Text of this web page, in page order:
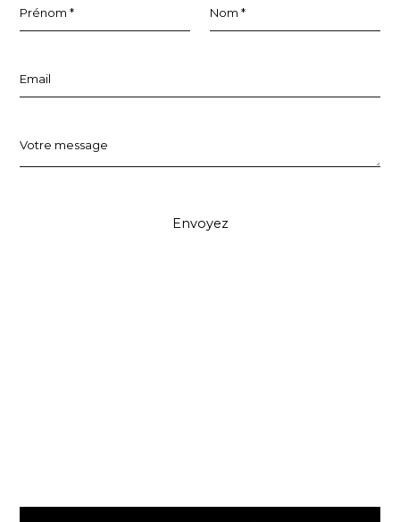
Prénom * Nom *
Email
Votre message
Envoyez